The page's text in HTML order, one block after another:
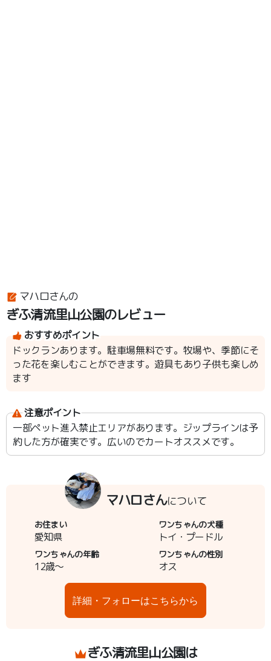
マハロさんの
ぎふ清流里山公園のレビュー
おすすめポイント
ドックランあります。駐車場無料です。牧場や、季節にそ
った花を楽しむことができます。遊具もあり子供も楽しめ
ます
注意ポイント
一部ペット進入禁止エリアがあります。ジップラインは予
約した方が確実です。広いのでカートオススメです。
マハロさんについて
お住まい
愛知県
ワンちゃんの犬種
トイ・プードル
ワンちゃんの年齢
12歳～
ワンちゃんの性別
オス
詳細・フォローはこちらから
ぎふ清流里山公園は